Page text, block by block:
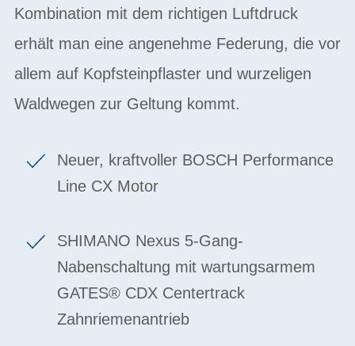
Kombination mit dem richtigen Luftdruck
erhält man eine angenehme Federung, die vor
allem auf Kopfsteinpflaster und wurzeligen
Waldwegen zur Geltung kommt.
Neuer, kraftvoller BOSCH Performance
Line CX Motor
SHIMANO Nexus 5-Gang-
Nabenschaltung mit wartungsarmem
GATES® CDX Centertrack
Zahnriemenantrieb